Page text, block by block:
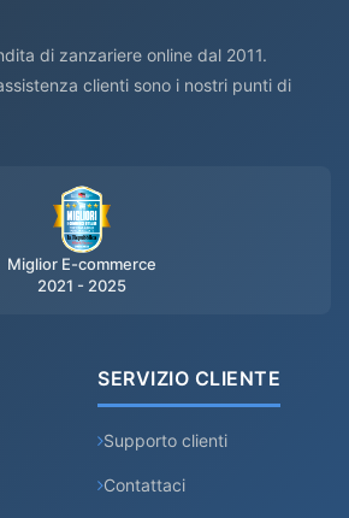
di zanzariere online dal 2011.
clienti sono i nostri punti di
Miglior E-commerce
2021 - 2025
SERVIZIO CLIENTE
Supporto clienti
Contattaci